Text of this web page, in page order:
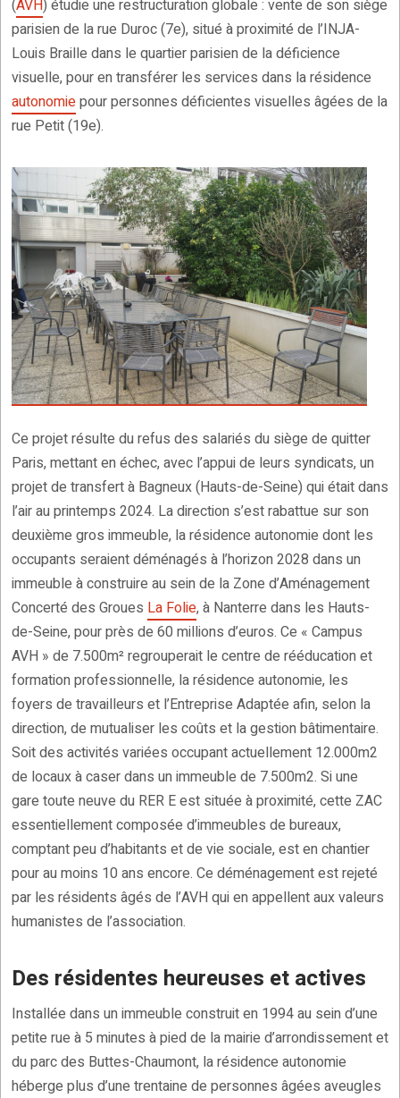
(AVH) étudie une restructuration globale : vente de son siège
parisien de la rue Duroc (7e), situé à proximité de l’INJA-
Louis Braille dans le quartier parisien de la déficience
visuelle, pour en transférer les services dans la résidence
autonomiepour personnes déficientes visuelles âgées de la
rue Petit (19e).
Ce projet résulte du refus des salariés du siège de quitter
Paris, mettant en échec, avec l’appui de leurs syndicats, un
projet de transfert à Bagneux (Hauts-de-Seine) qui était dans
l’air au printemps 2024. La direction s’est rabattue sur son
deuxième gros immeuble, la résidence autonomie dont les
occupants seraient déménagés à l’horizon 2028 dans un
immeuble à construire au sein de la Zone d’Aménagement
Concerté des Groues La Folie, à Nanterre dans les Hauts-
de-Seine, pour près de 60 millions d’euros. Ce « Campus
AVH » de 7.500m² regrouperait le centre de rééducation et
formation professionnelle, la résidence autonomie, les
foyers de travailleurs et l’Entreprise Adaptée afin, selon la
direction, de mutualiser les coûts et la gestion bâtimentaire.
Soit des activités variées occupant actuellement 12.000m2
de locaux à caser dans un immeuble de 7.500m2. Si une
gare toute neuve du RER E est située à proximité, cette ZAC
essentiellement composée d’immeubles de bureaux,
comptant peu d’habitants et de vie sociale, est en chantier
pour au moins 10 ans encore. Ce déménagement est rejeté
par les résidents âgés de l’AVH qui en appellent aux valeurs
humanistes de l’association.
Des résidentes heureuses et actives
Installée dans un immeuble construit en 1994 au sein d’une
petite rue à 5 minutes à pied de la mairie d’arrondissement et
du parc des Buttes-Chaumont, la résidence autonomie
héberge plus d’une trentaine de personnes âgées aveugles